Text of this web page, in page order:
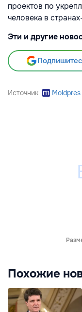
проектов по
человека в
Эти и другие
Источник Moldpres
Похожие